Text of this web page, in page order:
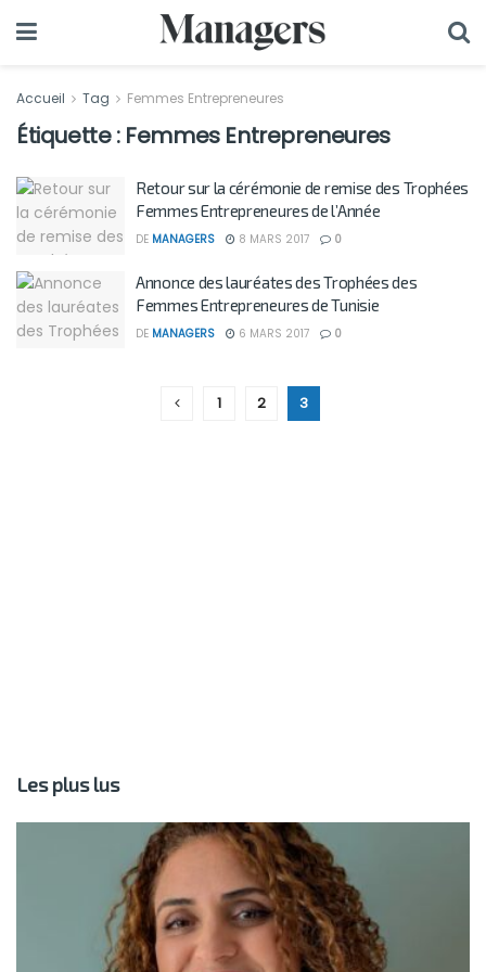
Accueil Tag Femmes Entrepreneures
Étiquette : Femmes Entrepreneures
Retour sur la cérémonie de remise des Trophées
Femmes Entrepreneures de l’Année
DE MANAGERS 8 MARS 2017 0
Annonce des lauréates des Trophées des
Femmes Entrepreneures de Tunisie
DE MANAGERS 6 MARS 2017 0
1 2 3
Les plus lus